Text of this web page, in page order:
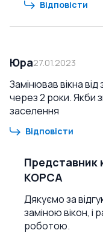
Відповісти
Юра27.01.2023
Замінював вікна
через 2 роки. Якби
заселення
Відповісти
Представник
КОРСА
Дякуємо за
заміною вікон, і
роботою.